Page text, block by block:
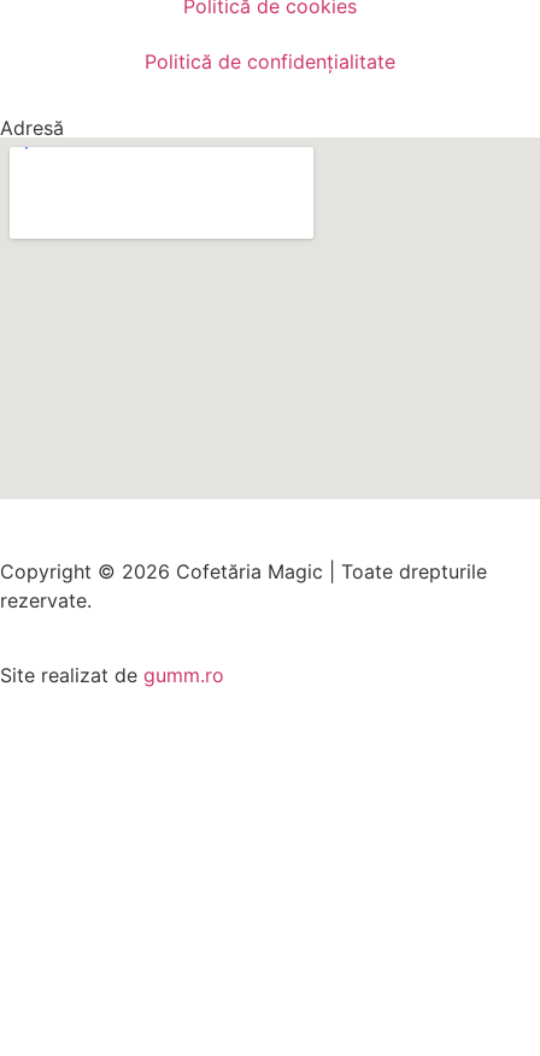
Politică de cookies
Politică de confidențialitate
Adresă
Copyright © 2026 Cofetăria Magic | Toate drepturile
rezervate.
Site realizat de gumm.ro